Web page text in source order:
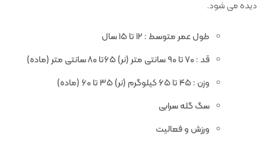
دیده می شود.
طول عمر متوسط : ۱۲ تا ۱۵ سال
قد : ۷۰ تا ۹۰ سانتی متر (نر) ۶۵تا ۸۰ سانتی متر (ماده)
وزن : ۴۵ تا ۶۵ کیلوگرم (نر) ۳۵ تا ۶۰ (ماده)
سگ گله سرابی
ورزش و فعالیت